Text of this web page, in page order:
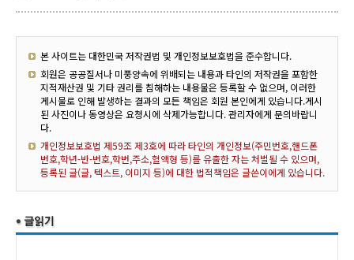
본 사이트는 대한민국 저작권법 및 개인정보보호법을 준수합니다.
회원은 공공질서나 미풍양속에 위배되는 내용과 타인의 저작권을 포함한
지적재산권 및 기타 권리를 침해하는 내용물은 등록할 수 없으며, 이러한
게시물로 인해 발생하는 결과의 모든 책임은 회원 본인에게 있습니다.게시
된 사진이나 동영상은 요청시에 삭제가능합니다. 관리자에게 문의바랍니
다.
개인정보보호법 제59조 제3호에 따라 타인의 개인정보(주민번호,핸드폰
번호,학년-반-번호,학번,주소,혈액형 등)를 유출한 자는 처벌될 수 있으며,
등록된 글(글, 텍스트, 이미지 등)에 대한 법적책임은 글쓴이에게 있습니다.